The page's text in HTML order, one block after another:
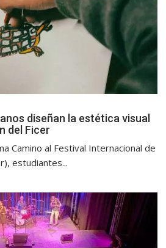
diseñan la estética visual
del Ficer
Camino al Festival Internacional de
estudiantes...